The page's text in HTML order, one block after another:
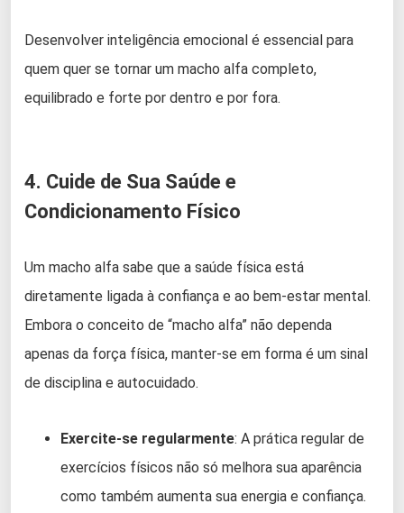
Desenvolver inteligência emocional é essencial para
quem quer se tornar um macho alfa completo,
equilibrado e forte por dentro e por fora.
4. Cuide de Sua Saúde e
Condicionamento Físico
Um macho alfa sabe que a saúde física está
diretamente ligada à confiança e ao bem-estar mental.
Embora o conceito de “macho alfa” não dependa
apenas da força física, manter-se em forma é um sinal
de disciplina e autocuidado.
Exercite-se regularmente: A prática regular de
exercícios físicos não só melhora sua aparência
como também aumenta sua energia e confiança.